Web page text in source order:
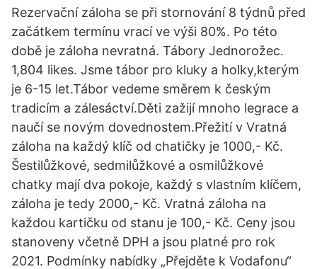
Rezervační záloha se při stornování 8 týdnů před
začátkem termínu vrací ve výši 80%. Po této
době je záloha nevratná. Tábory Jednorožec.
1,804 likes. Jsme tábor pro kluky a holky,kterým
je 6-15 let.Tábor vedeme směrem k českým
tradicím a zálesáctví.Děti zažijí mnoho legrace a
naučí se novým dovednostem.Přežití v Vratná
záloha na každý klíč od chatičky je 1000,- Kč.
Šestilůžkové, sedmilůžkové a osmilůžkové
chatky mají dva pokoje, každý s vlastním klíčem,
záloha je tedy 2000,- Kč. Vratná záloha na
každou kartičku od stanu je 100,- Kč. Ceny jsou
stanoveny včetně DPH a jsou platné pro rok
2021. Podmínky nabídky „Přejděte k Vodafonu“